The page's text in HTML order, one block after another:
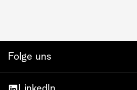
Folge uns